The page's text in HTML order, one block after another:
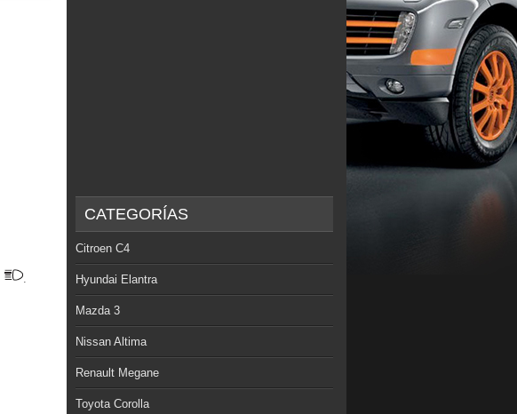
.
CATEGORÍAS
Citroen C4
Hyundai Elantra
Mazda 3
Nissan Altima
Renault Megane
Toyota Corolla